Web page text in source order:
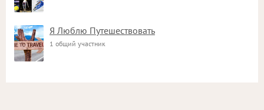
Я Люблю Путешествовать
1 общий участник